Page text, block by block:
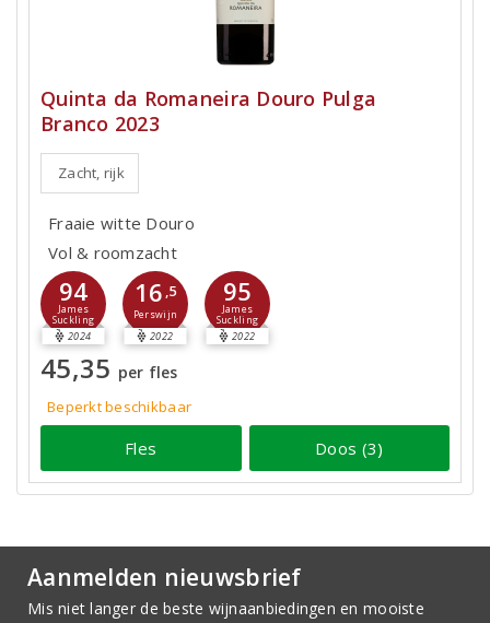
Quinta da Romaneira Douro Pulga
Branco 2023
Zacht, rijk
Fraaie witte Douro
Vol & roomzacht
94
James
Suckling
2024
16 ,5
Perswijn
2022
95
James
Suckling
2022
45,35 per fles
Beperkt beschikbaar
Fles Doos (3)
Aanmelden nieuwsbrief
Mis niet langer de beste wijnaanbiedingen en mooiste